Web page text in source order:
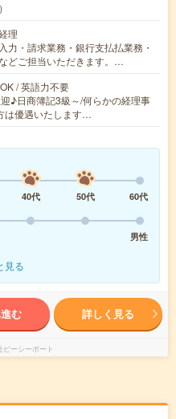
理
力・請求業務・銀行支払払業務・
どご担当いただきます。…
/ 英語力不要
♪日商簿記3級～/何らかの経理事
は優遇いたします…
40代 50代
60代
男性
見る
む 詳しく見る
ピーシーポート